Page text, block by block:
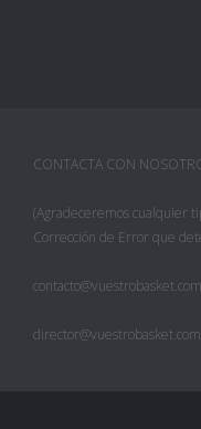
CONTACTA CON
(Agradeceremos cualquier
Corrección de Error que
contacto@vuestrobasket.com
director@vuestrobasket.com